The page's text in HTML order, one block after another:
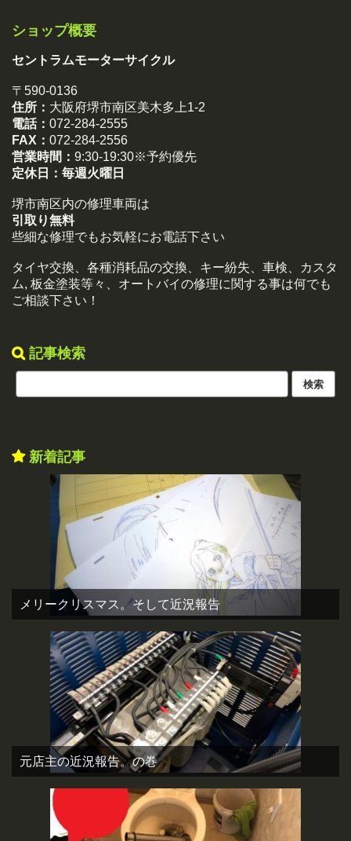
ショップ概要
セントラムモーターサイクル
〒590-0136
住所： 大阪府堺市南区美木多上1-2
電話： 072-284-2555
FAX： 072-284-2556
営業時間： 9:30-19:30※予約優先
定休日： 毎週火曜日
堺市南区内の修理車両は
引取り無料
些細な修理でもお気軽にお電話下さい
タイヤ交換、各種消耗品の交換、キー紛失、車検、カスタ
ム, 板金塗装等々、オートバイの修理に関する事は何でも
ご相談下さい！
記事検索
新着記事
メリークリスマス。そして近況報告
元店主の近況報告。の巻